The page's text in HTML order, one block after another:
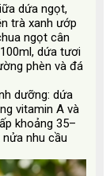
dứa ngọt,
trà xanh ướp
ngọt cân
dứa tươi
phèn và đá
dưỡng: dứa
vitamin A và
khoảng 35–
nhu cầu